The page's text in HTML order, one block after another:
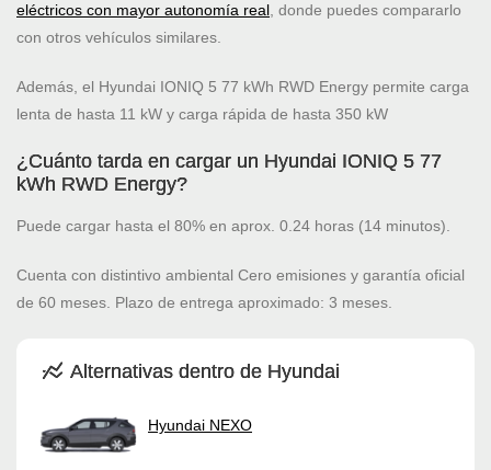
eléctricos con mayor autonomía real, donde puedes compararlo
con otros vehículos similares.
Además, el Hyundai IONIQ 5 77 kWh RWD Energy permite carga
lenta de hasta 11 kW y carga rápida de hasta 350 kW
¿Cuánto tarda en cargar un Hyundai IONIQ 5 77
kWh RWD Energy?
Puede cargar hasta el 80% en aprox. 0.24 horas (14 minutos).
Cuenta con distintivo ambiental Cero emisiones y garantía oficial
de 60 meses. Plazo de entrega aproximado: 3 meses.
Alternativas dentro de Hyundai
Hyundai NEXO